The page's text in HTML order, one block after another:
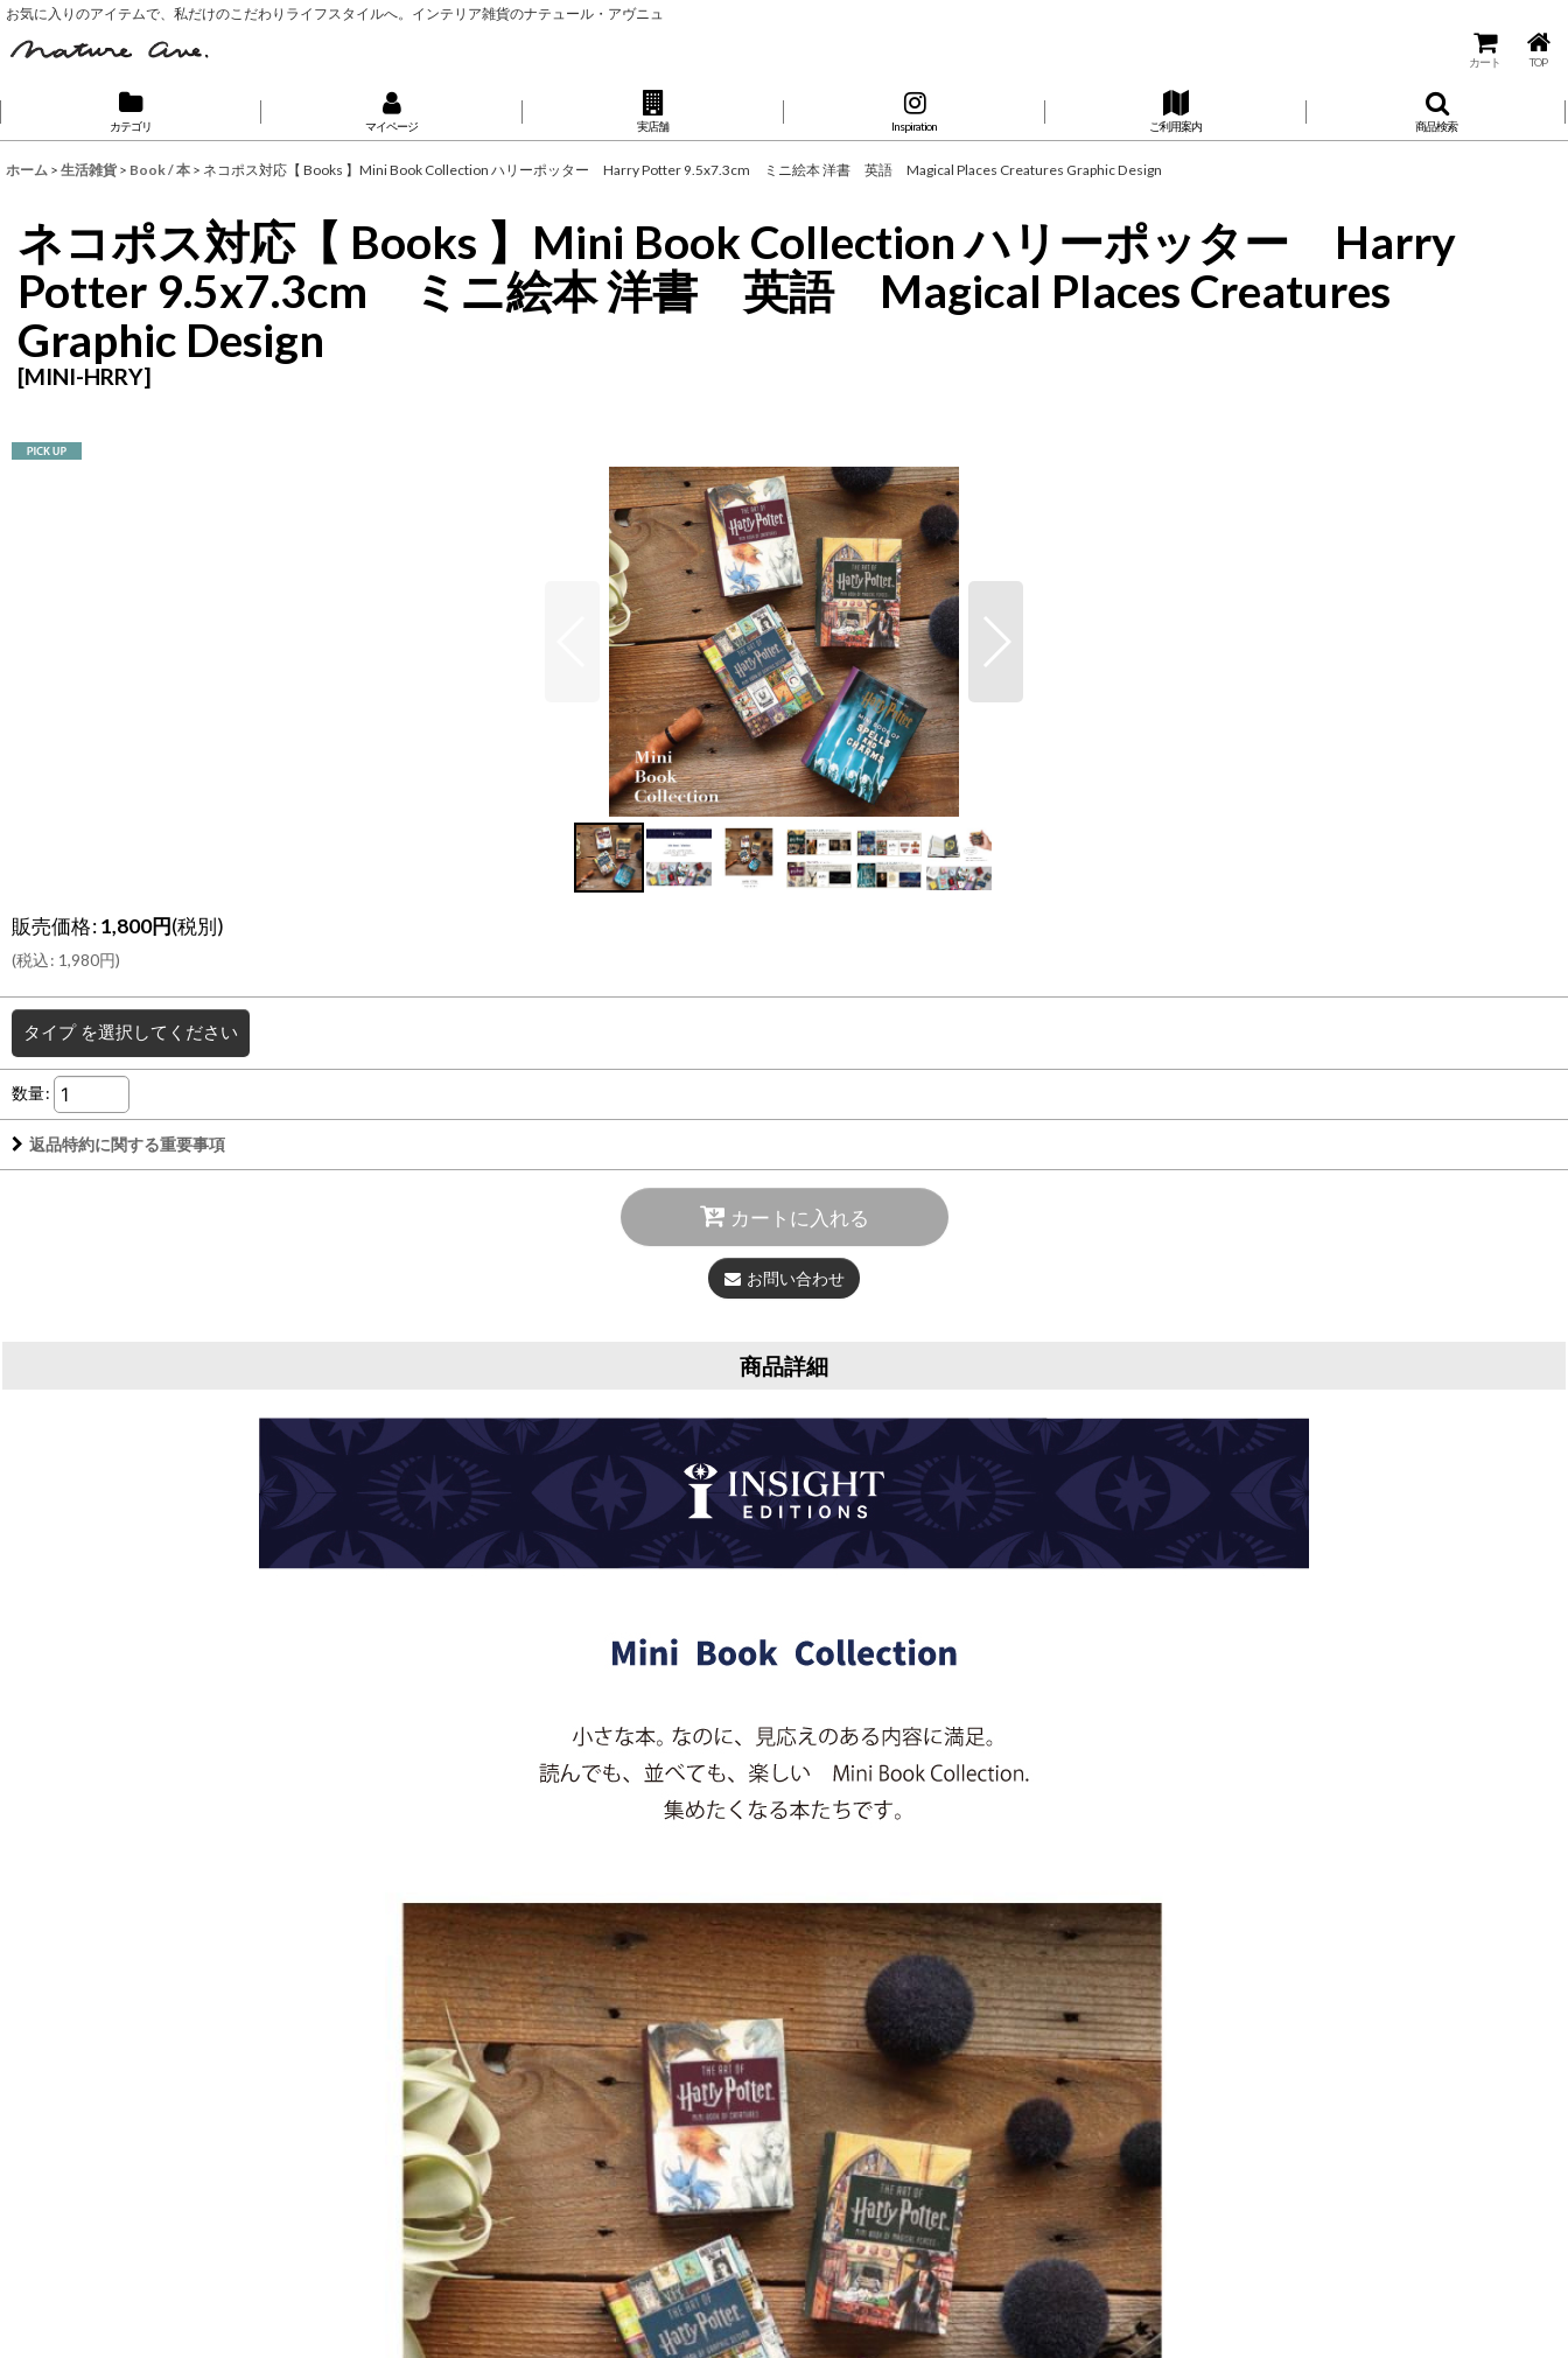
お気に入りのアイテムで、私だけのこだわりライフスタイルへ。インテリア雑貨のナテュール・アヴニュ
カート TOP
カテゴリ マイページ 実店舗 Inspiration ご利用案内 商品検索
ホーム > 生活雑貨 > Book / 本 > ネコポス対応【 Books 】Mini Book Collection ハリーポッター Harry Potter 9.5x7.3cm ミニ絵本 洋書 英語 Magical Places Creatures Graphic Design
ネコポス対応【 Books 】Mini Book Collection ハリーポッター Harry
Potter 9.5x7.3cm ミニ絵本 洋書 英語 Magical Places Creatures
Graphic Design
[MINI-HRRY]
販売価格:1,800円(税別)
(税込: 1,980円)
タイプ を選択してください
数量:
返品特約に関する重要事項
カートに入れる
お問い合わせ
商品詳細